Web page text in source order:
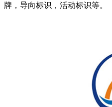
牌，导向标识，活动标识等。